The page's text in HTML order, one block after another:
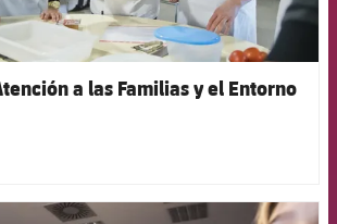
a las Familias y el Entorno
FCB Barcelona badge